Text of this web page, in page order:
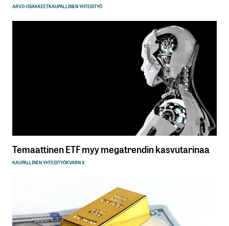
ARVO-OSAKKEETKAUPALLINEN YHTEISTYÖ
Temaattinen ETF myy megatrendin kasvutarinaa
KAUPALLINEN YHTEISTYÖKVARN X